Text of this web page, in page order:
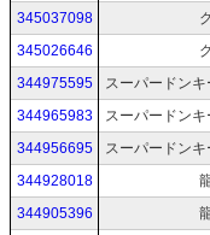
345037098
345026646
344975595
スーパードン
344965983
スーパードン
344956695
スーパードン
344928018
344905396